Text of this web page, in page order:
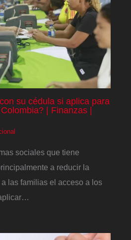
su cédula si aplica para
| Finanzas |
sociales que tiene
a reducir la
las familias el acceso a los